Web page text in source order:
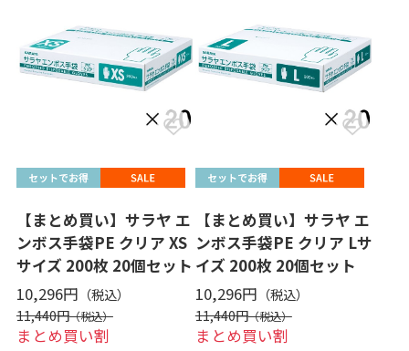
【まとめ買い】サラヤ エ
ンボス手袋PE クリア XS
サイズ 200枚 20個セット
10,296円
11,440円
まとめ買い割
【まとめ買い】サラヤ エ
ンボス手袋PE クリア Lサ
イズ 200枚 20個セット
10,296円
11,440円
まとめ買い割